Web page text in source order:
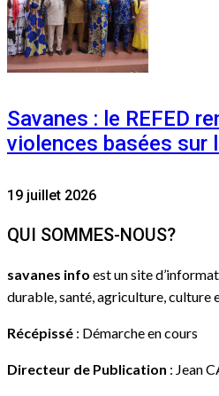
Savanes : le REFED
violences basées sur
19 juillet 2026
QUI SOMMES-NOUS?
savanes info est un site
durable, santé, agriculture, culture
Récépissé : Démarche en cours
Directeur de Publication : Jean